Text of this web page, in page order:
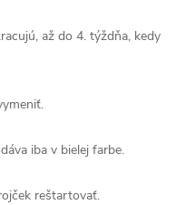
až do 4. týždňa, kedy
iba v bielej farbe.
reštartovať.